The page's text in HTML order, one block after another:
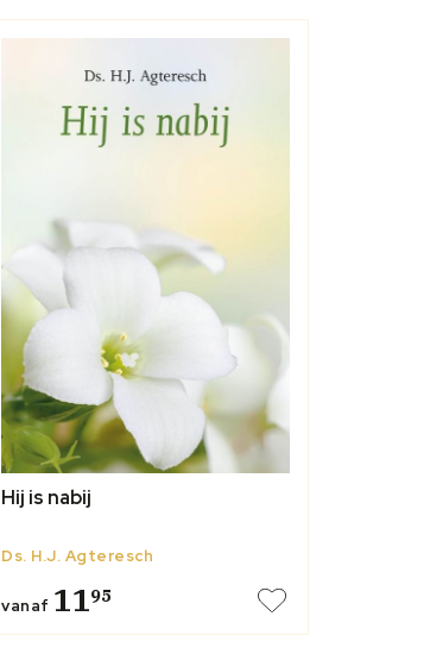
Hij is nabij
Ds. H.J. Agteresch
vanaf 1195